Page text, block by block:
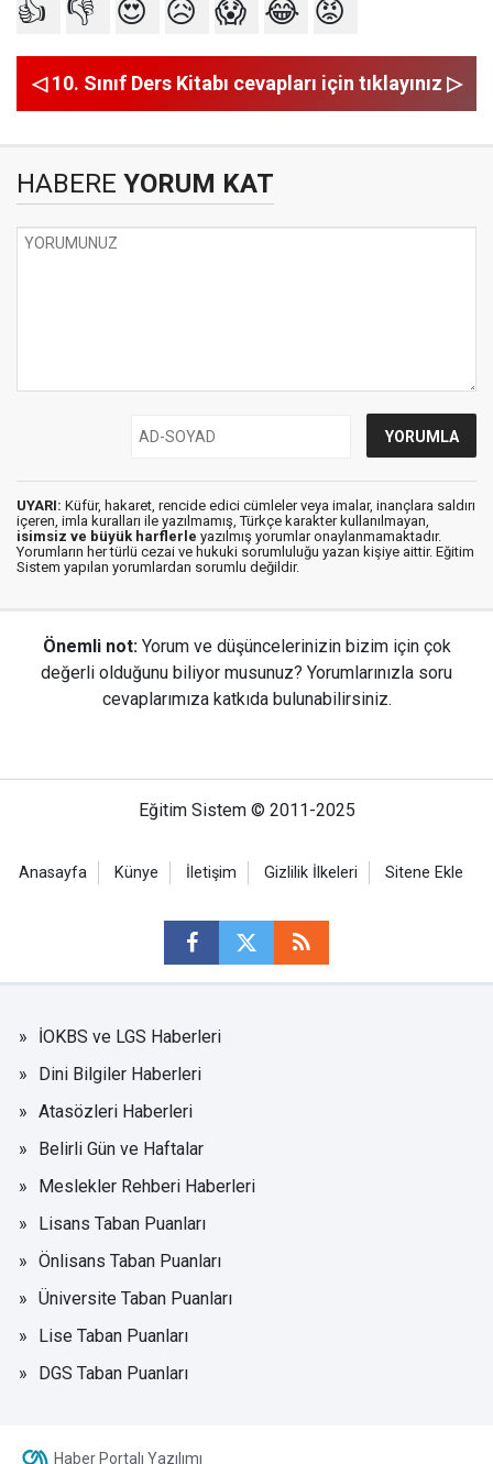
👍 👎 😍 😥 😱 😂 😡
◁ 10. Sınıf Ders Kitabı cevapları için tıklayınız ▷
HABERE YORUM KAT
UYARI: Küfür, hakaret, rencide edici cümleler veya imalar, inançlara saldırı
içeren, imla kuralları ile yazılmamış, Türkçe karakter kullanılmayan,
isimsiz ve büyük harflerle yazılmış yorumlar onaylanmamaktadır.
Yorumların her türlü cezai ve hukuki sorumluluğu yazan kişiye aittir. Eğitim
Sistem yapılan yorumlardan sorumlu değildir.
Önemli not: Yorum ve düşüncelerinizin bizim için çok
değerli olduğunu biliyor musunuz? Yorumlarınızla soru
cevaplarımıza katkıda bulunabilirsiniz.
Eğitim Sistem © 2011-2025
Anasayfa Künye İletişim Gizlilik İlkeleri Sitene Ekle
İOKBS ve LGS Haberleri
Dini Bilgiler Haberleri
Atasözleri Haberleri
Belirli Gün ve Haftalar
Meslekler Rehberi Haberleri
Lisans Taban Puanları
Önlisans Taban Puanları
Üniversite Taban Puanları
Lise Taban Puanları
DGS Taban Puanları
Haber Portalı Yazılımı